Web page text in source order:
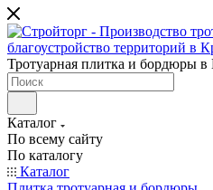
Тротуарная плитка и бордюры
Каталог
По всему сайту
По каталогу
Каталог